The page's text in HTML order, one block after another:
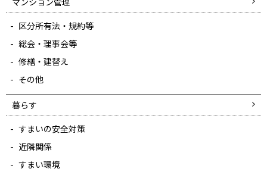
区分所有法・規約等
総会・理事会等
修繕・建替え
その他
暮らす
すまいの安全対策
近隣関係
すまい環境